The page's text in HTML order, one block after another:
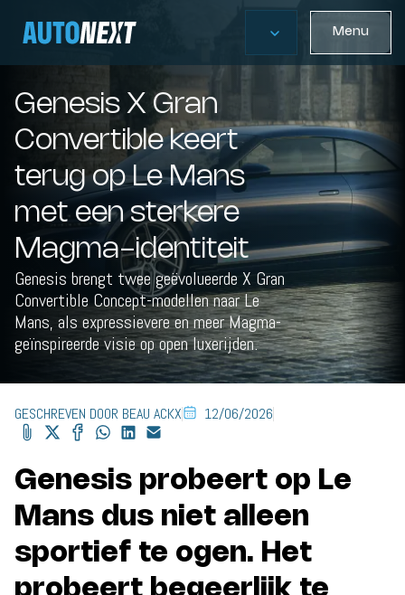
Menu
Genesis X Gran
Convertible keert
terug op Le Mans
met een sterkere
Magma-identiteit
Genesis brengt twee geëvolueerde X Gran
Convertible Concept-modellen naar Le
Mans, als expressievere en meer Magma-
geïnspireerde visie op open luxerijden.
GESCHREVEN DOOR BEAU ACKX 12/06/2026
Genesis probeert op Le
Mans dus niet alleen
sportief te ogen. Het
probeert begeerlijk te